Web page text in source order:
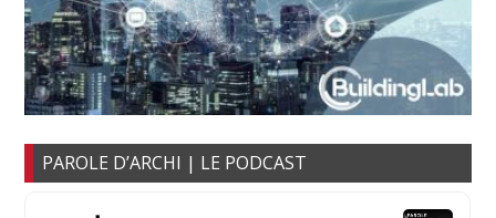
PAROLE D’ARCHI | LE PODCAST